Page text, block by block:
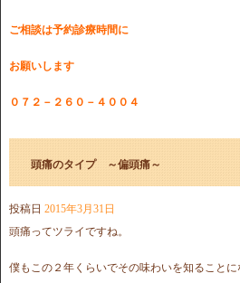
ご相談は予約診療時間に
お願いします
０７２－２６０－４００４
頭痛のタイプ ～偏頭痛～
投稿日 2015年3月31日
頭痛ってツライですね。
僕もこの２年くらいでその味わいを知ることに